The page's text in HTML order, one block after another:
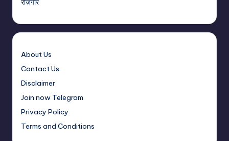
रोज़गार
About Us
Contact Us
Disclaimer
Join now Telegram
Privacy Policy
Terms and Conditions